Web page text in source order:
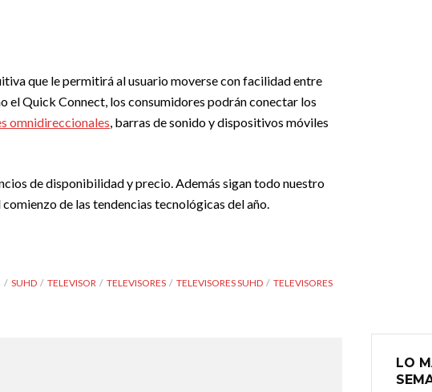
que le permitirá al usuario moverse con facilidad entre
el Quick Connect, los consumidores podrán conectar los
omnidireccionales, barras de sonido y dispositivos móviles
de disponibilidad y precio. Además sigan todo nuestro
de las tendencias tecnológicas del año.
SUHD TELEVISOR TELEVISORES TELEVISORES SUHD
TELEVISORES
LO